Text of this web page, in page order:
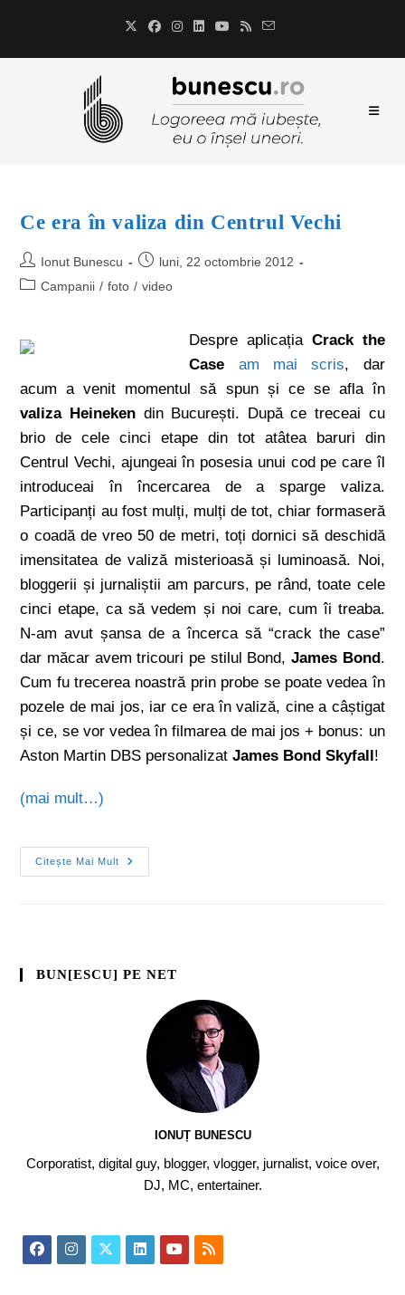
Ce era în valiza din Centrul Vechi
Ionut Bunescu
luni, 22 octombrie 2012
Campanii / foto / video
Despre aplicația Crack the
Case
am mai scris, dar
acum a venit momentul să spun și ce se afla în
valiza Heineken din București. După ce treceai cu
brio de cele cinci etape din tot atâtea baruri din
Centrul Vechi, ajungeai în posesia unui cod pe care îl
introduceai în încercarea de a sparge valiza.
Participanți au fost mulți, mulți de tot, chiar formaseră
o coadă de vreo 50 de metri, toți dornici să deschidă
imensitatea de valiză misterioasă și luminoasă. Noi,
bloggerii și jurnaliștii am parcurs, pe rând, toate cele
cinci etape, ca să vedem și noi care, cum îi treaba.
N-am avut șansa de a încerca să “crack the case”
dar măcar avem tricouri pe stilul Bond, James Bond.
Cum fu trecerea noastră prin probe se poate vedea în
pozele de mai jos, iar ce era în valiză, cine a câștigat
și ce, se vor vedea în filmarea de mai jos + bonus: un
Aston Martin DBS personalizatJames Bond Skyfall!
(mai mult…)
Citește Mai Mult
BUN[ESCU] PE NET
IONUȚ BUNESCU
Corporatist, digital guy, blogger, vlogger, jurnalist, voice over,
DJ, MC, entertainer.